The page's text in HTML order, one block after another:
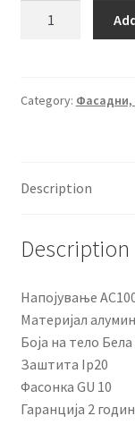
001
Category: Фасадни,
Description
Description
Напојување
Материјал
Боја на тело Бела
Заштита Ip20
Фасонка GU 10
Гаранција 2